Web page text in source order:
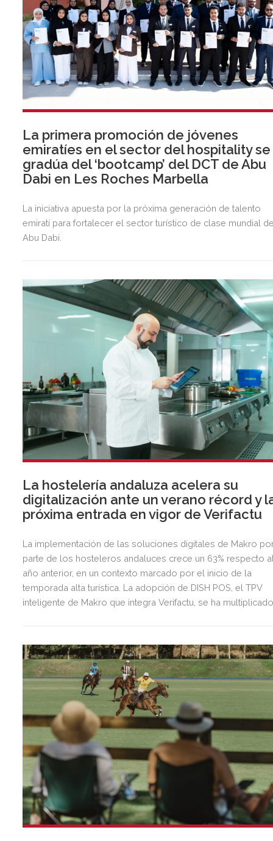
La primera promoción de jóvenes
emiratíes en el sector del hospitality se
gradúa del ‘bootcamp’ del DCT de Abu
Dabi en Les Roches Marbella
La iniciativa apuesta por la próxima generación de talento
emiratí para fortalecer el sector turístico de clase mundial
Abu Dabi.
La hostelería andaluza acelera su
digitalización ante un verano récord y
próxima entrada en vigor de Verifactu
La implementación de las soluciones digitales de Makro
parte de los hosteleros andaluces crece un 63% respecto
año anterior, en un contexto marcado por el inicio de la
temporada alta turística. La adopción de DISH POS, el TPV
inteligente de Makro que integra Verifactu, se ha